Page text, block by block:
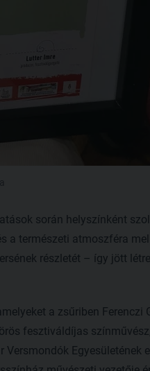
során helyszínként
a természeti atmoszféra
részletét – így jött
a zsűriben Ferenczi
fesztiváldíjas
Egyesületének